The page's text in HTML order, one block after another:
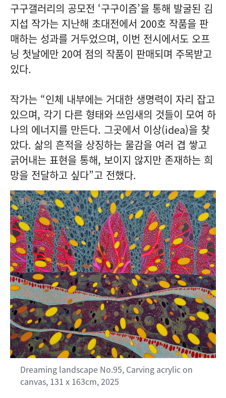
구구갤러리의 공모전 ‘구구이즘’을 통해 발굴된 김
지섭 작가는 지난해 초대전에서 200호 작품을 판
매하는 성과를 거두었으며, 이번 전시에서도 오프
닝 첫날에만 20여 점의 작품이 판매되며 주목받고
있다.
작가는 “인체 내부에는 거대한 생명력이 자리 잡고
있으며, 각기 다른 형태와 쓰임새의 것들이 모여 하
나의 에너지를 만든다. 그곳에서 이상(idea)을 찾
았다. 삶의 흔적을 상징하는 물감을 여러 겹 쌓고
긁어내는 표현을 통해, 보이지 않지만 존재하는 희
망을 전달하고 싶다”고 전했다.
Dreaming landscape No.95, Carving acrylic on
canvas, 131 x 163cm, 2025